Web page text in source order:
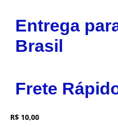
Entrega
Brasil
Frete
R$ 10,00